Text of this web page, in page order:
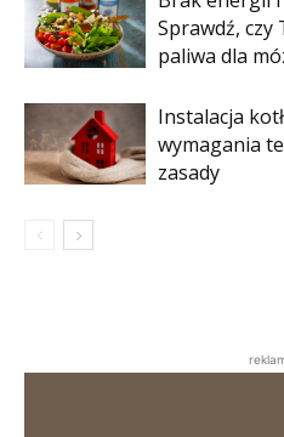
Sprawdź, czy
paliwa dla
Instalacja
wymagania
zasady